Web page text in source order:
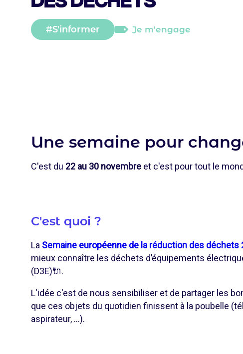
S'informer
Catégorie
Je m'engage
Une semaine pour
C'est du 22 au 30 novembre et c'est pour tout le
C'est quoi ?
La Semaine européenne de la réduction des déchets
mieux connaître les déchets d’équipements
(D3E)🔌.
L'idée c'est de nous sensibiliser et de partager les
que ces objets du quotidien finissent à la poubelle
aspirateur, ...).